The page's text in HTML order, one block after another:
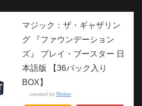
マジック：ザ・ギャザリン
グ 『ファウンデーション
ズ』 プレイ・ブースター 日
本語版 【36パック入り
BOX】
created by Rinker